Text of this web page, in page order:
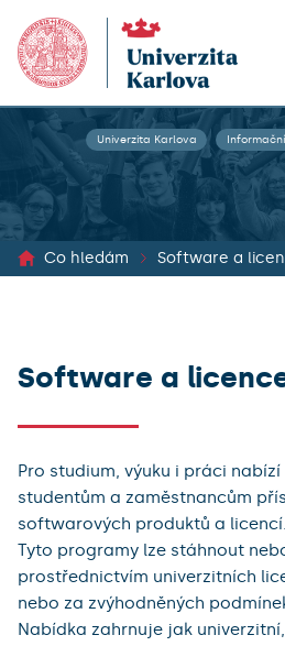
Univerzita Karlova
Co hledám Software a
Software a
Pro studium, výuku i práci
studentům a zaměstnancům
softwarových produktů a licencí.
Tyto programy lze stáhnout
prostřednictvím univerzitních
nebo za zvýhodněných
Nabídka zahrnuje jak